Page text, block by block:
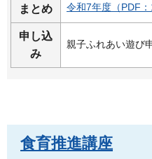
まとめ
令和7年度（PDF：
申し込
み
親子ふれあい遊び
食育推進講座